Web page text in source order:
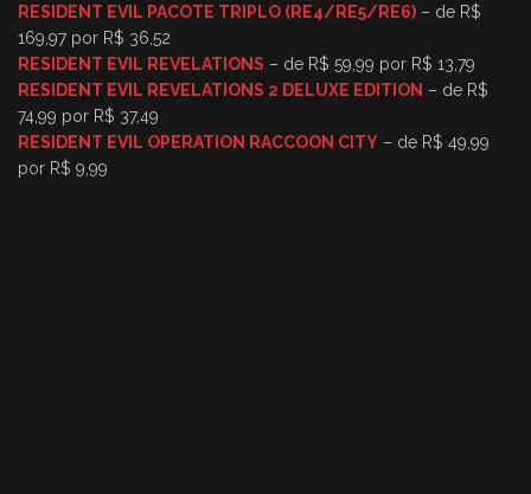
RESIDENT EVIL PACOTE TRIPLO (RE4/RE5/RE6) – de R$
169,97 por R$ 36,52
RESIDENT EVIL REVELATIONS – de R$ 59,99 por R$ 13,79
RESIDENT EVIL REVELATIONS 2 DELUXE EDITION – de R$
74,99 por R$ 37,49
RESIDENT EVIL OPERATION RACCOON CITY – de R$ 49,99
por R$ 9,99